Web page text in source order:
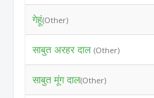
गेहूं(Other)
साबुत अरहर दाल (Other)
साबुत मूंग दाल(Other)